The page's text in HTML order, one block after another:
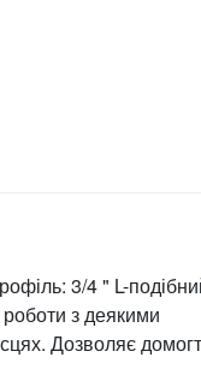
3/4 " L-
з деякими
Дозволяє